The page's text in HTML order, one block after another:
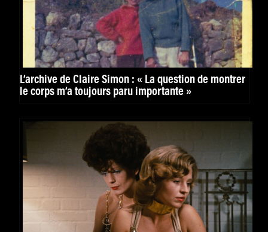
L’archive de Claire Simon : « La question de montrer
le corps m’a toujours paru importante »